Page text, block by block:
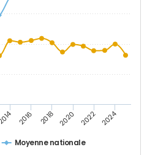
Moyenne nationale
2016 2018 2020 2022 2024